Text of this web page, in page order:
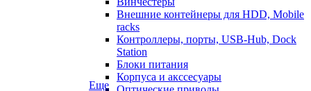
Внешние контейнеры для HDD, Mobile
racks
Контроллеры, порты, USB-Hub, Dock
Station
Блоки питания
Корпуса и акссесуары
Еще